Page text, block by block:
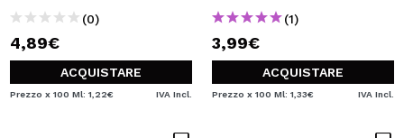
(0)
4,89€
ACQUISTARE
Prezzo x 100 Ml: 1,22€ IVA Incl.
(1)
3,99€
ACQUISTARE
Prezzo x 100 Ml: 1,33€ IVA Incl.